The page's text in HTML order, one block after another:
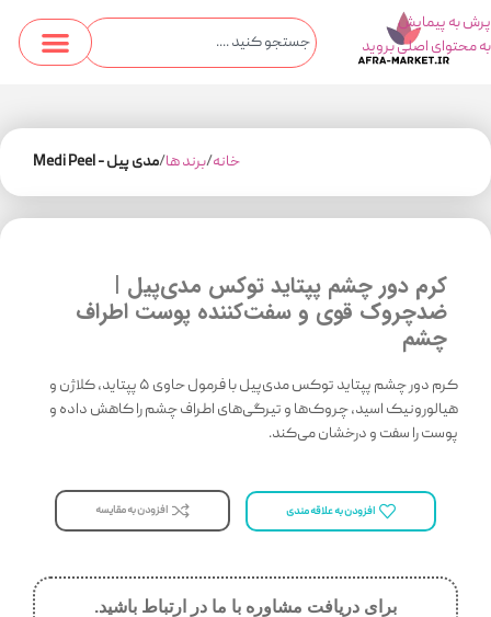
پرش به پیمایش
به محتوای اصلی بروید
خانه برند ها مدی پیل - Medi Peel
کرم دور چشم پپتاید توکس مدی‌پیل |
ضدچروک قوی و سفت‌کننده پوست اطراف
چشم
کرم دور چشم پپتاید توکس مدی‌پیل با فرمول حاوی ۵ پپتاید، کلاژن و
هیالورونیک اسید، چروک‌ها و تیرگی‌های اطراف چشم را کاهش داده و
پوست را سفت و درخشان می‌کند.
افزودن به علاقه مندی افزودن به مقایسه
برای دریافت مشاوره با ما در ارتباط باشید.